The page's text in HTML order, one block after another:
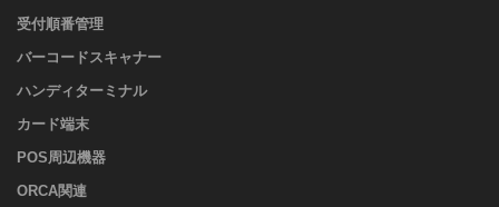
受付順番管理
バーコードスキャナー
ハンディターミナル
カード端末
POS周辺機器
ORCA関連